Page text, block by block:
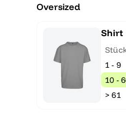
Oversized
Shirt
1 - 9
10 -
> 61